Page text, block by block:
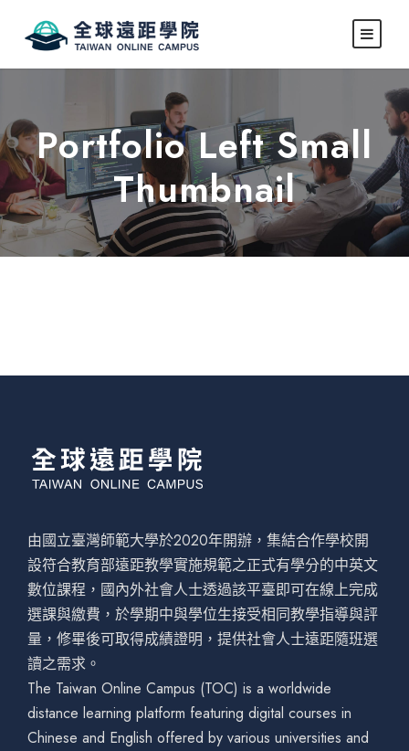
Portfolio Left Small
Thumbnail
由國立臺灣師範大學於2020年開辦，集結合作學校開
設符合教育部遠距教學實施規範之正式有學分的中英文
數位課程，國內外社會人士透過該平臺即可在線上完成
選課與繳費，於學期中與學位生接受相同教學指導與評
量，修畢後可取得成績證明，提供社會人士遠距隨班選
讀之需求。
The Taiwan Online Campus (TOC) is a worldwide
distance learning platform featuring digital courses in
Chinese and English offered by various universities and